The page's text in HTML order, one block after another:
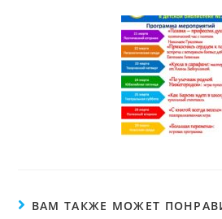
ВАМ ТАКЖЕ МОЖЕТ